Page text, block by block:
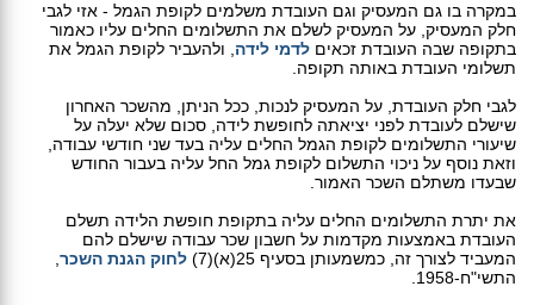
במקרה בו גם המעסיק וגם העובדת משלמים לקופת הגמל - אזי לגבי
חלק המעסיק, על המעסיק לשלם את התשלומים החלים עליו כאמור
בתקופה שבה העובדת זכאים לדמי לידה , ולהעביר לקופת הגמל את
תשלומי העובדת באותה תקופה.
לגבי חלק העובדת, על המעסיק לנכות, ככל הניתן, מהשכר האחרון
שישלם לעובדת לפני יציאתה לחופשת לידה, סכום שלא יעלה על
שיעורי התשלומים לקופת הגמל החלים עליה בעד שני חודשי עבודה,
וזאת נוסף על ניכוי התשלום לקופת גמל החל עליה בעבור החודש
שבעדו משתלם השכר האמור.
את יתרת התשלומים החלים עליה בתקופת חופשת הלידה תשלם
העובדת באמצעות מקדמות על חשבון שכר עבודה שישלם להם
המעביד לצורך זה, כמשמעותן בסעיף 25(א)(7)
לחוק הגנת השכר
התשי"ח-1958.